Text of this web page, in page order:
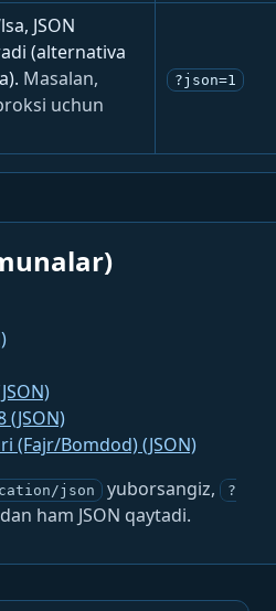
JSON
(alternativa
Masalan,
uchun
?json=1
(JSON)
(Fajr/Bomdod) (JSON)
json yuborsangiz,
?
ham JSON qaytadi.